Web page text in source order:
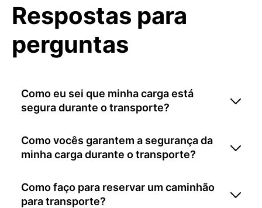
Respostas para
perguntas
Como eu sei que minha carga está
segura durante o transporte?
Como vocês garantem a segurança da
minha carga durante o transporte?
Como faço para reservar um caminhão
para transporte?